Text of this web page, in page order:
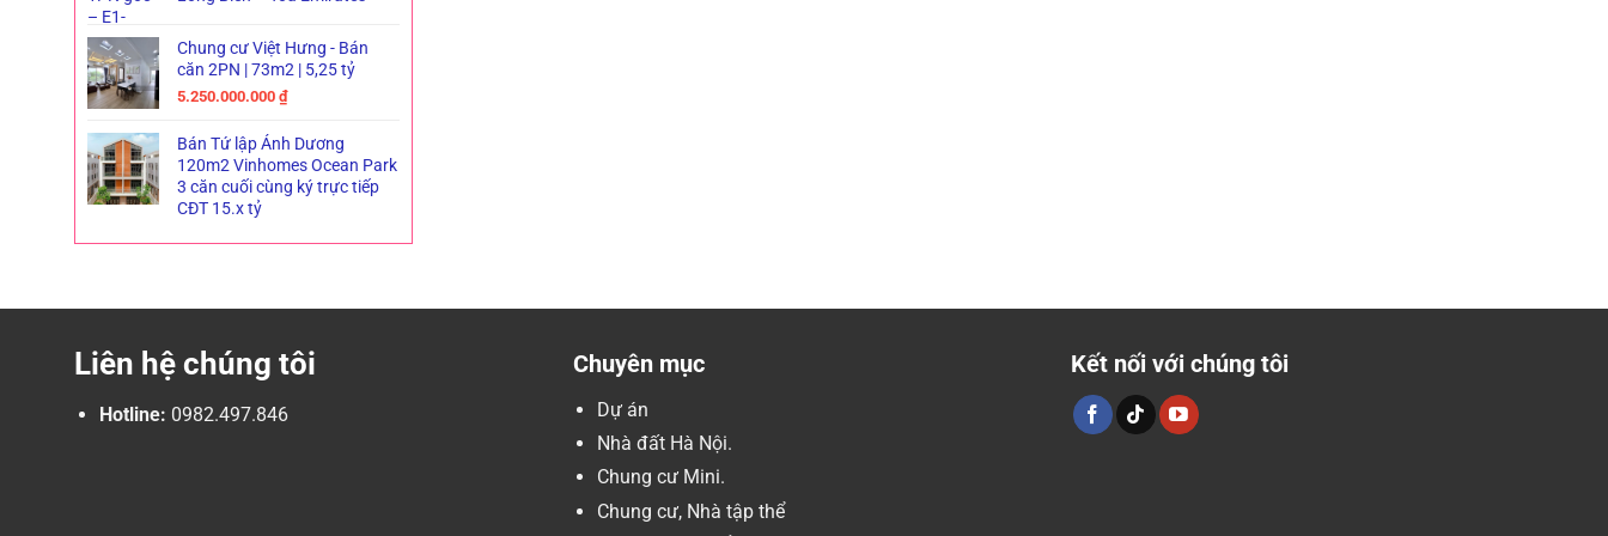
Chung cư Việt Hưng - Bán
căn 2PN | 73m2 | 5,25 tỷ
5.250.000.000 ₫
Bán Tứ lập Ánh Dương
120m2 Vinhomes Ocean Park
3 căn cuối cùng ký trực tiếp
CĐT 15.x tỷ
Liên hệ chúng tôi
Hotline: 0982.497.846
Chuyên mục
Dự án
Nhà đất Hà Nội.
Chung cư Mini.
Chung cư, Nhà tập thể
Kết nối với chúng tôi